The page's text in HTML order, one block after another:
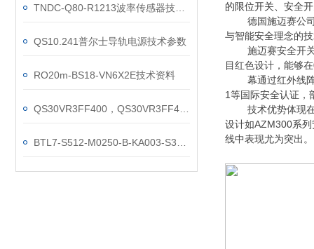
QS10.241普尔士导轨电源技术参数
RO20m-BS18-VN6X2E技术资料
的限位开关、安全
德国施迈赛公
与智能安全理念的
施迈赛安全开
目红色设计，能够
幕通过红外线
1等国际安全认证，
技术优势体现
设计如AZM300系
线中表现尤为突出。